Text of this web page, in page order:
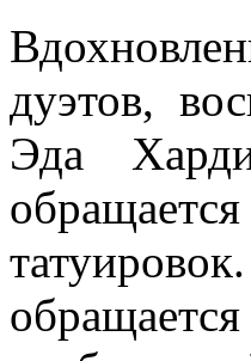
дуэтов,
Эда